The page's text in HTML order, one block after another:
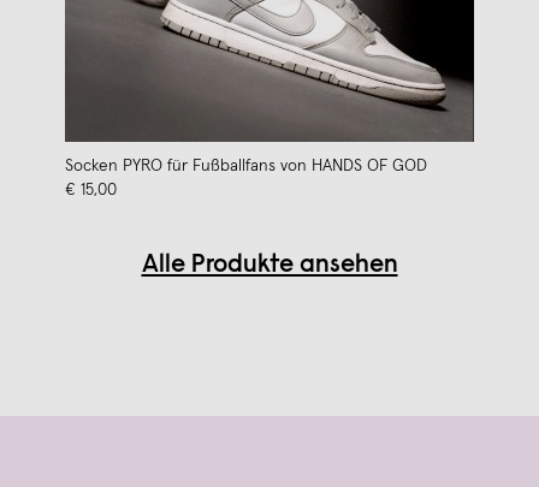
Socken PYRO für Fußballfans von HANDS OF GOD
€ 15,00
Alle Produkte ansehen